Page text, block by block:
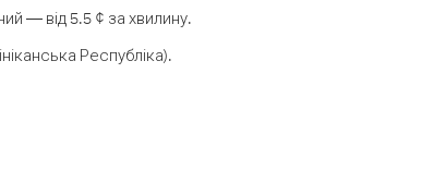
— від 5.5 ¢ за хвилину.
Республіка).